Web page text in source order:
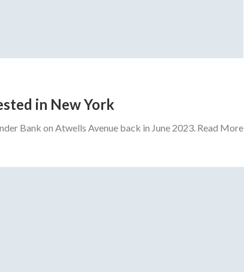
in New York
Bank on Atwells Avenue back in June 2023. Read More